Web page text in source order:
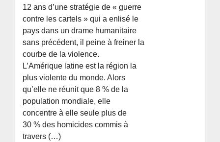
12 ans d’une stratégie de « guerre
contre les cartels » qui a enlisé le
pays dans un drame humanitaire
sans précédent, il peine à freiner la
courbe de la violence.
L’Amérique latine est la région la
plus violente du monde. Alors
qu’elle ne réunit que 8 % de la
population mondiale, elle
concentre à elle seule plus de
30 % des homicides commis à
travers (…)